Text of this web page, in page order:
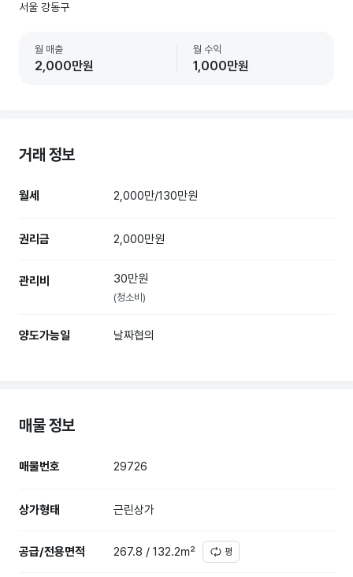
서울 강동구
월 매출
2,000만원
월 수익
1,000만원
거래 정보
월세 2,000만/130만원
권리금 2,000만원
관리비 30만원
(청소비)
양도가능일 날짜협의
매물 정보
매물번호 29726
상가형태 근린상가
공급/전용면적 267.8 / 132.2㎡ 평